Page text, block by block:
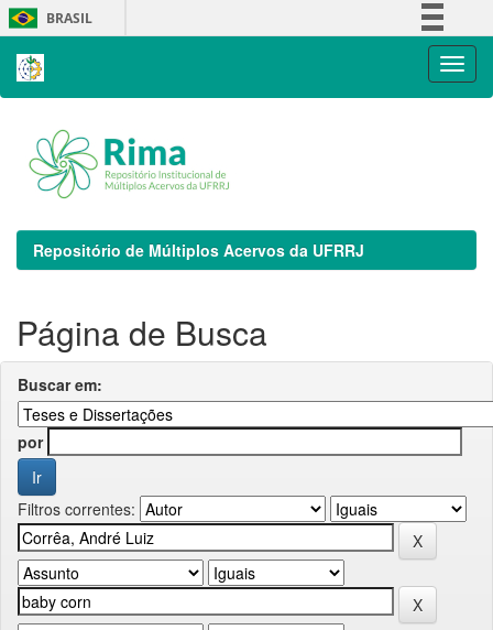
Skip
navigation
BRASIL
Repositório de Múltiplos Acervos da UFRRJ
Página de Busca
Buscar em:
por
Filtros correntes: